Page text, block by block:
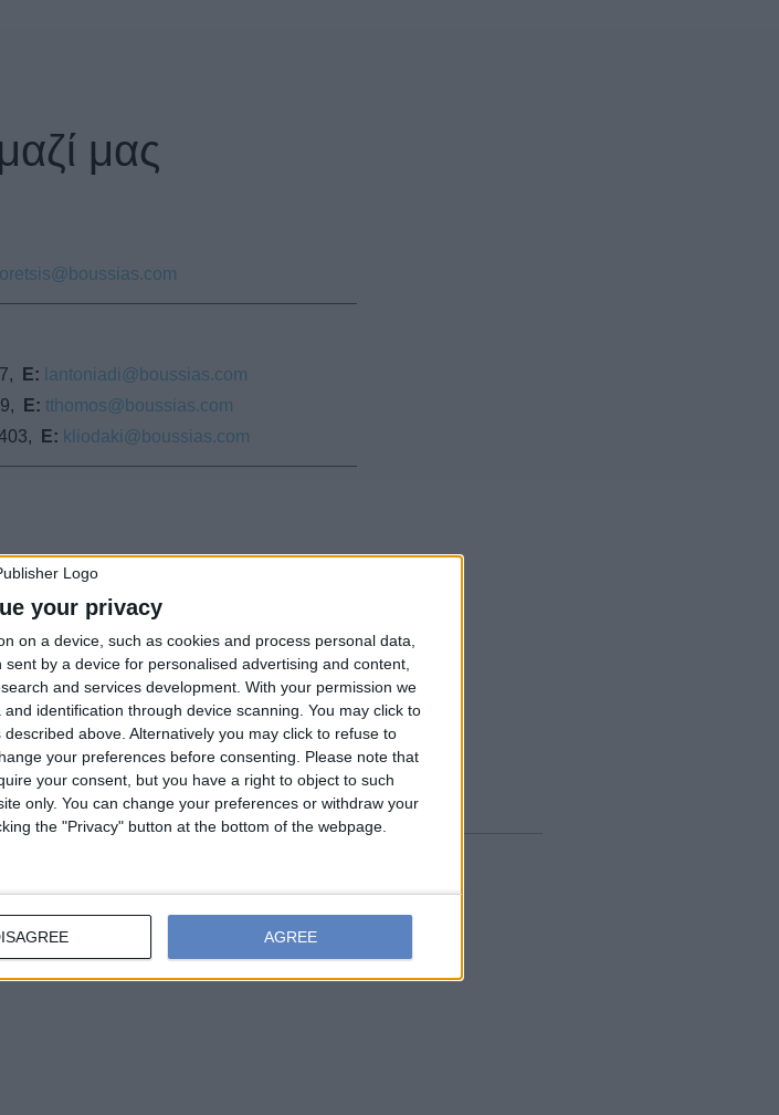
your privacy
on a device, such as cookies and process personal data,
by a device for personalised advertising and content,
and services development. With your permission we
identification through device scanning. You may click to
above. Alternatively you may click to refuse to
your preferences before consenting.
Please note that
your consent, but you have a right to object to such
only. You can change your preferences or withdraw your
the "Privacy" button at the bottom of the webpage.
AGREE
μας
E: lantoniadi@boussias.com
E: tthomos@boussias.com
Ε: kliodaki@boussias.com